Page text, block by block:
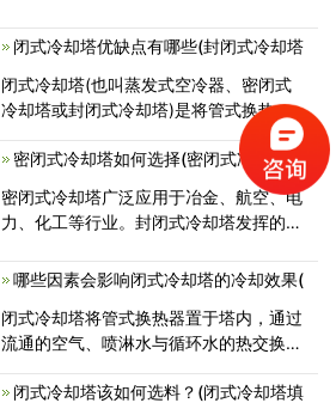
闭式冷却塔优缺点有哪些(封闭式冷却塔
闭式冷却塔(也叫蒸发式空冷器、密闭式
冷却塔或封闭式冷却塔)是将管式换热器
置于塔内，通过流通的空气、管外喷
密闭式冷却塔如何选择(密闭式冷却塔厂
密闭式冷却塔广泛应用于冶金、航空、电
力、化工等行业。封闭式冷却塔发挥的重
哪些因素会影响闭式冷却塔的冷却效果(
闭式冷却塔将管式换热器置于塔内，通过
流通的空气、喷淋水与循环水的热交换保
闭式冷却塔该如何选料？(闭式冷却塔填